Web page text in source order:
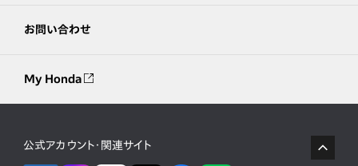
お問い合わせ
My Honda
公式アカウント・関連サイト